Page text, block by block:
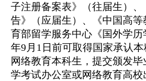
子注册备案表》（往届生）
告》（应届生）、《中国高
育部留学服务中心《国外学
年9月1日前可取得国家承认
网络教育本科生，提交颁发
学考试办公室或网络教育高校